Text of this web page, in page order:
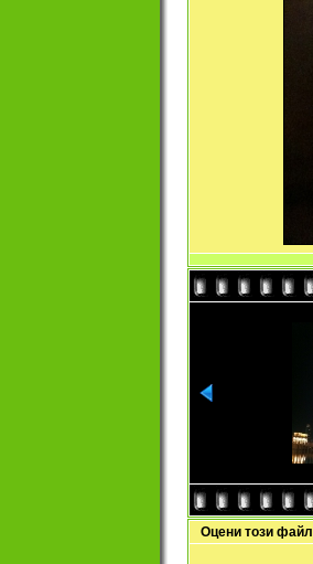
Оцени този файл